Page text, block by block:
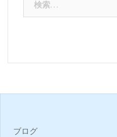
ブログ